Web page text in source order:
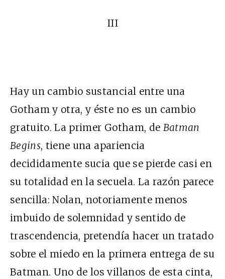
III
Hay un cambio sustancial entre una
Gotham y otra, y éste no es un cambio
gratuito. La primer Gotham, de Batman
Begins, tiene una apariencia
decididamente sucia que se pierde casi en
su totalidad en la secuela. La razón parece
sencilla: Nolan, notoriamente menos
imbuido de solemnidad y sentido de
trascendencia, pretendía hacer un tratado
sobre el miedo en la primera entrega de su
Batman. Uno de los villanos de esta cinta,